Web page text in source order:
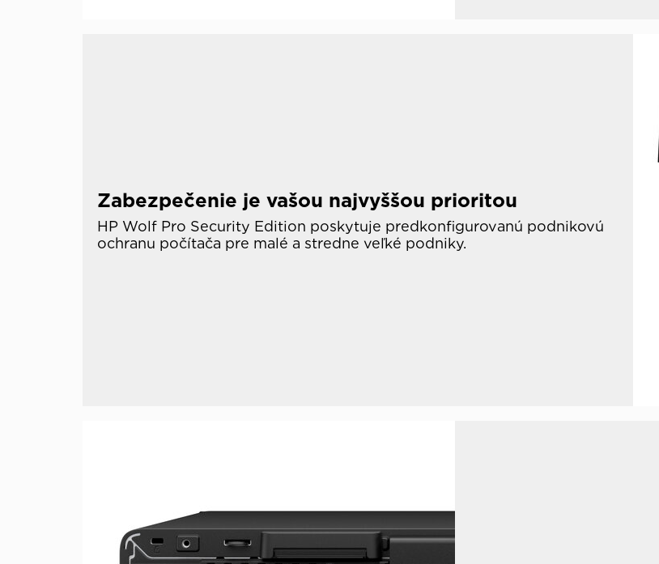
Zabezpečenie je vašou najvyššou prioritou
HP Wolf Pro Security Edition poskytuje predkonfigurovanú podnikovú
ochranu počítača pre malé a stredne veľké podniky.